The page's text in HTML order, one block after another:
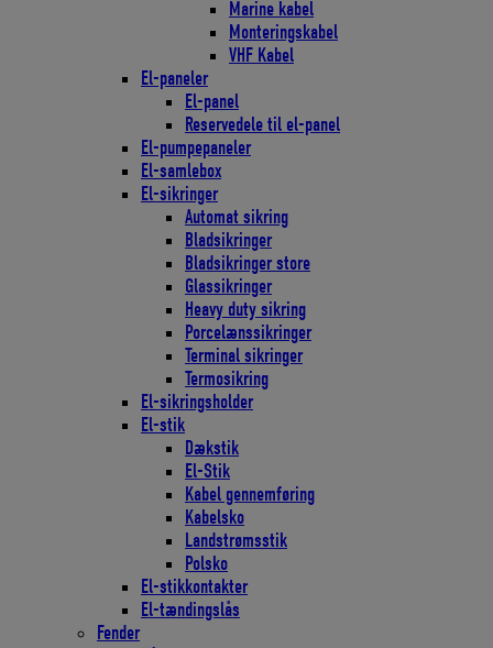
Marine kabel
Monteringskabel
VHF Kabel
El-paneler
El-panel
Reservedele til el-panel
El-pumpepaneler
El-samlebox
El-sikringer
Automat sikring
Bladsikringer
Bladsikringer store
Glassikringer
Heavy duty sikring
Porcelænssikringer
Terminal sikringer
Termosikring
El-sikringsholder
El-stik
Dækstik
El-Stik
Kabel gennemføring
Kabelsko
Landstrømsstik
Polsko
El-stikkontakter
El-tændingslås
Fender